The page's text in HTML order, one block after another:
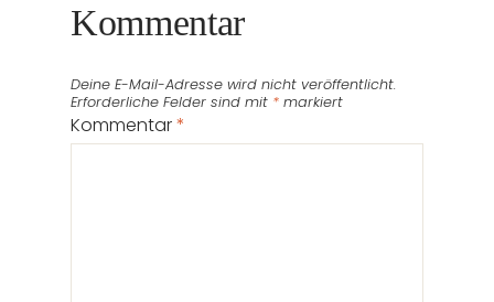
Kommentar
Deine E-Mail-Adresse wird nicht veröffentlicht.
Erforderliche Felder sind mit * markiert
Kommentar*